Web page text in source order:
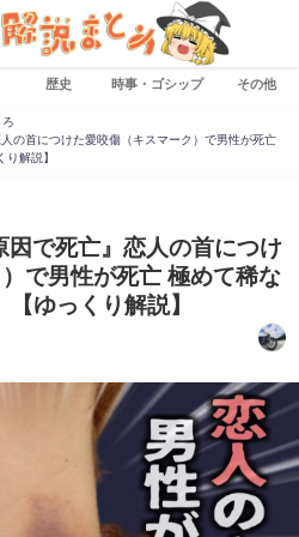
歴史 時事・ゴシップ その他
の首につけた愛咬傷（キスマーク）で男性が死亡
解説】
因で死亡』恋人の首につけ
で男性が死亡 極めて稀な
ゆっくり解説】